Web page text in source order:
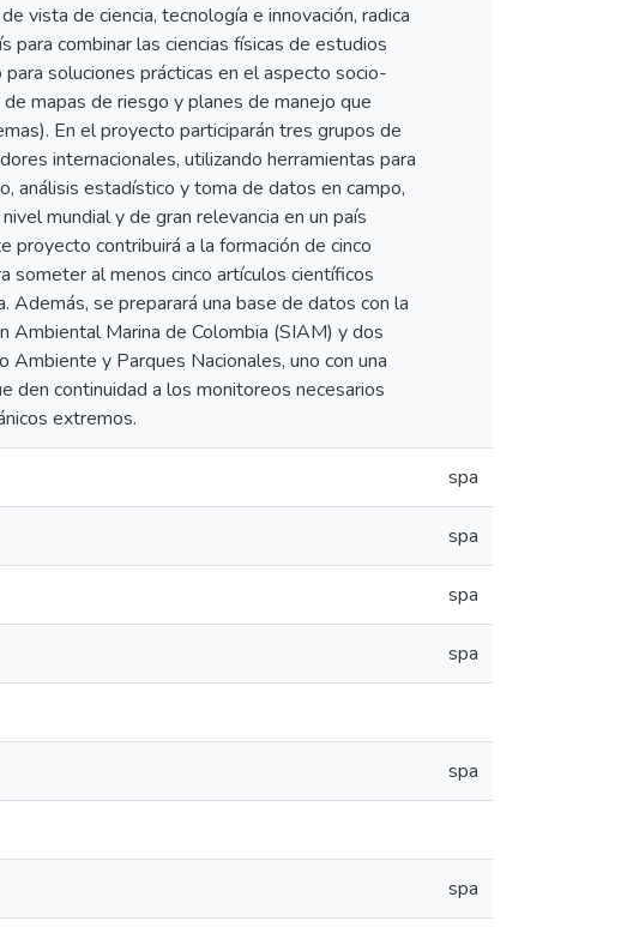
vista de ciencia, tecnología e innovación, radica
para combinar las ciencias físicas de estudios
soluciones prácticas en el aspecto socio-
mapas de riesgo y planes de manejo que
En el proyecto participarán tres grupos de
internacionales, utilizando herramientas para
análisis estadístico y toma de datos en campo,
mundial y de gran relevancia en un país
contribuirá a la formación de cinco
al menos cinco artículos científicos
se preparará una base de datos con la
Ambiental Marina de Colombia (SIAM) y dos
y Parques Nacionales, uno con una
den continuidad a los monitoreos necesarios
extremos.
spa
spa
spa
spa
spa
spa